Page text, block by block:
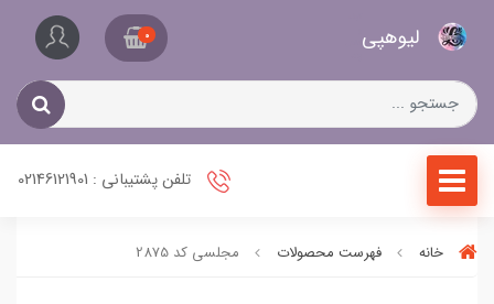
لیو‌هپی 0
تلفن پشتیبانی : 02146121901
خانه فهرست محصولات مجلسی کد 2875